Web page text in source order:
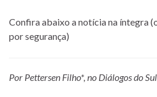
Confira abaixo a notícia na íntegra
por segurança)
Por Pettersen Filho*, no Diálogos do Sul